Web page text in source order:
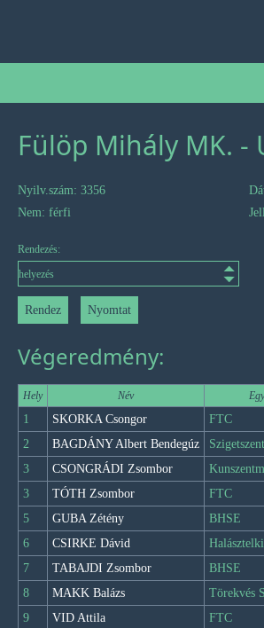
Fülöp Mihály MK. -
Nyilv.szám: 3356
Nem: férfi
Rendezés:
Végeredmény:
Hely Név
1 SKORKA Csongor FTC
2
BAGDÁNY Albert Bendegúz
3
CSONGRÁDI Zsombor
3
TÓTH Zsombor FTC
5
GUBA Zétény BHSE
6
CSIRKE Dávid
7
TABAJDI Zsombor BHSE
8
MAKK Balázs Törekvés
9
VID Attila FTC